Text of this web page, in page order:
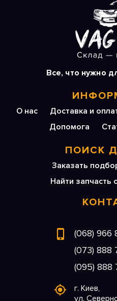
Все, что нужно
О нас Доставка и
Допомога
ПОИСК
Заказать
Найти запчасть
(068) 966
(073) 888
(095) 888
г. Киев,
ул.